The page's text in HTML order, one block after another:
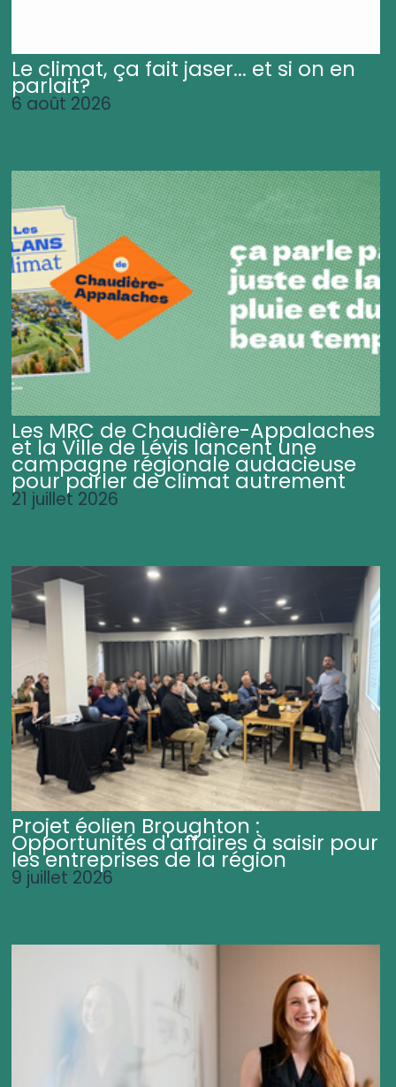
Le climat, ça fait jaser... et si on en
parlait?
6 août 2026
Les MRC de Chaudière-Appalaches
et la Ville de Lévis lancent une
campagne régionale audacieuse
pour parler de climat autrement
21 juillet 2026
Projet éolien Broughton :
Opportunités d'affaires à saisir pour
les entreprises de la région
9 juillet 2026